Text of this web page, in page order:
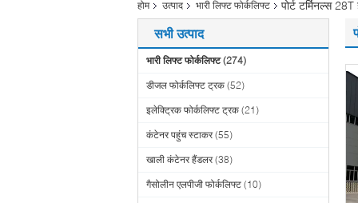
होम उत्पाद भारी लिफ्ट फोर्कलिफ्ट पोर्ट टर्मिनल्स
सभी उत्पाद
भारी लिफ्ट फोर्कलिफ्ट (274)
डीजल फोर्कलिफ्ट ट्रक (52)
इलेक्ट्रिक फोर्कलिफ्ट ट्रक (21)
कंटेनर पहुंच स्टाकर (55)
खाली कंटेनर हैंडलर (38)
गैसोलीन एलपीजी फोर्कलिफ्ट (10)